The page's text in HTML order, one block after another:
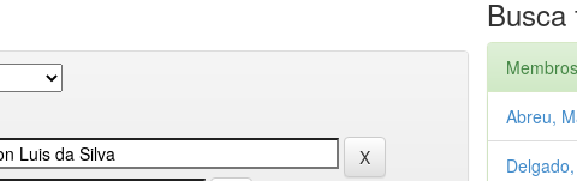
Busca
Abreu,